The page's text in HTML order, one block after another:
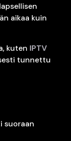
aikaa kuin
kuten IPTV
tunnettu
suoraan